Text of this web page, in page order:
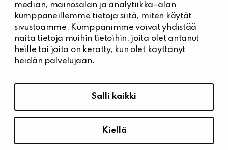
median, mainosalan ja analytiikka-alan
kumppaneillemme tietoja siitä, miten käytät
sivustoamme. Kumppanimme voivat yhdistää
näitä tietoja muihin tietoihin, joita olet antanut
heille tai joita on kerätty, kun olet käyttänyt
heidän palvelujaan.
Salli kaikki
Kiellä
Kiinteistönhuollon yhteystiedot
Tee vikailmoitus